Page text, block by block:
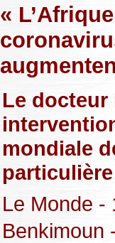
«
Le docteur
mondiale
Le Monde -
Benkimoun